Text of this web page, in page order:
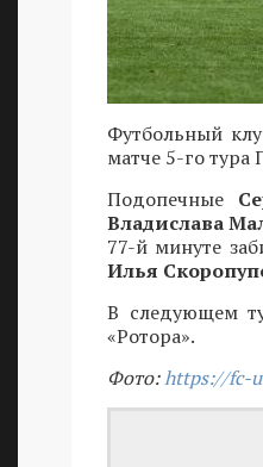
Футбольный
матче 5-го тура
Подопечные
Владислава
77-й минуте
Илья
В следующем
«Ротора».
Фото:https://fc-